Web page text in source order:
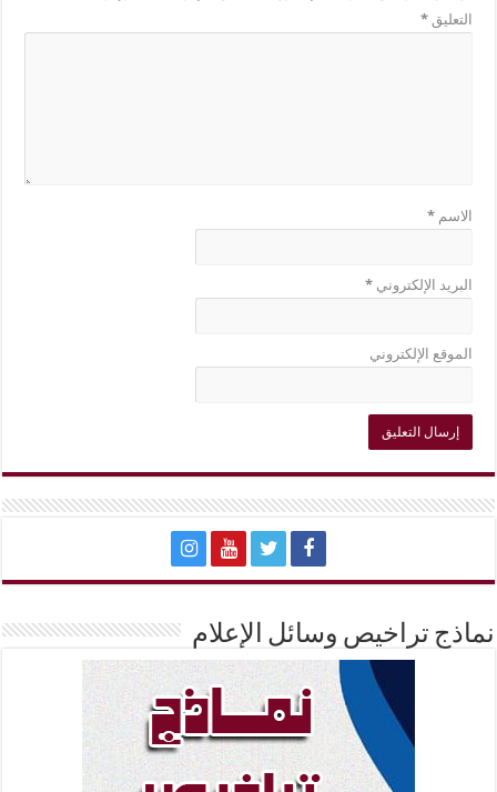
التعليق*
الاسم*
البريد الإلكتروني*
الموقع الإلكتروني
نماذج تراخيص وسائل الإعلام